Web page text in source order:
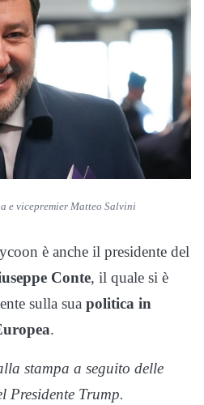
e vicepremier Matteo Salvini
è anche il presidente del
Conte, il quale si è
sulla sua politica in
.
stampa a seguito delle
Presidente Trump.